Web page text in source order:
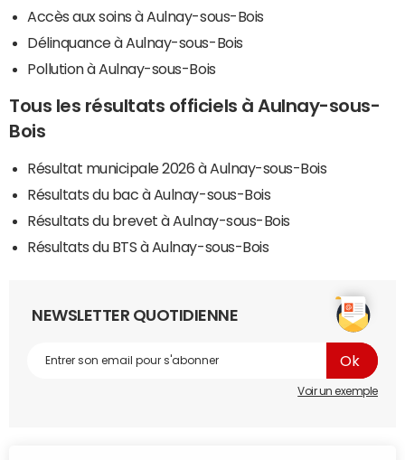
Accès aux soins à Aulnay-sous-Bois
Délinquance à Aulnay-sous-Bois
Pollution à Aulnay-sous-Bois
Tous les résultats officiels à Aulnay-sous-
Bois
Résultat municipale 2026 à Aulnay-sous-Bois
Résultats du bac à Aulnay-sous-Bois
Résultats du brevet à Aulnay-sous-Bois
Résultats du BTS à Aulnay-sous-Bois
NEWSLETTER QUOTIDIENNE
Voir un exemple